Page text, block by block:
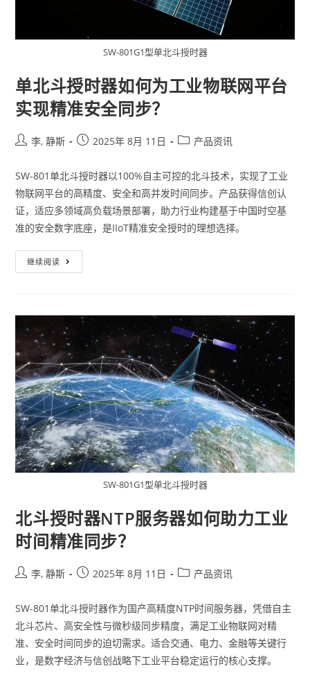
SW-801G1型单北斗授时器
单北斗授时器如何为工业物联网平台
实现精准安全同步？
李, 静斯 2025年 8月 11日 产品资讯
SW-801单北斗授时器以100%自主可控的北斗技术，实现了工业
物联网平台的高精度、安全和高并发时间同步。产品获得信创认
证，适应多领域高负载场景部署，助力行业构建基于中国时空基
准的安全数字底座，是IIoT精准安全授时的理想选择。
继续阅读
SW-801G1型单北斗授时器
北斗授时器NTP服务器如何助力工业
时间精准同步？
李, 静斯 2025年 8月 11日 产品资讯
SW-801单北斗授时器作为国产高精度NTP时间服务器，凭借自主
北斗芯片、高安全性与微秒级同步精度，满足工业物联网对精
准、安全时间同步的迫切需求。适合交通、电力、金融等关键行
业，是数字经济与信创战略下工业平台稳定运行的核心支撑。